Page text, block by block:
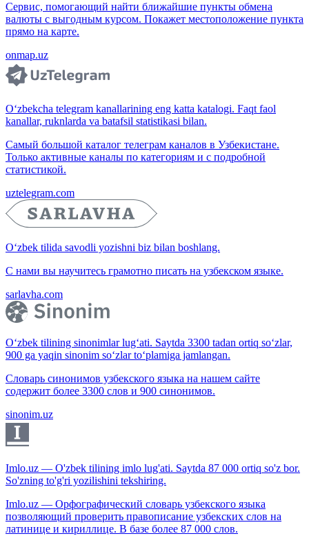
Сервис, помогающий найти ближайшие пункты обмена
валюты с выгодным курсом. Покажет местоположение пункта
прямо на карте.
onmap.uz
O‘zbekcha telegram kanallarining eng katta katalogi. Faqt faol
kanallar, ruknlarda va batafsil statistikasi bilan.
Самый большой каталог телеграм каналов в Узбекистане.
Только активные каналы по категориям и с подробной
статистикой.
uztelegram.com
O‘zbek tilida savodli yozishni biz bilan boshlang.
С нами вы научитесь грамотно писать на узбекском языке.
sarlavha.com
O‘zbek tilining sinonimlar lug‘ati. Saytda 3300 tadan ortiq so‘zlar,
900 ga yaqin sinonim so‘zlar to‘plamiga jamlangan.
Словарь синонимов узбекского языка на нашем сайте
содержит более 3300 слов и 900 синонимов.
sinonim.uz
Imlo.uz — O'zbek tilining imlo lug'ati. Saytda 87 000 ortiq so'z bor.
So'zning to'g'ri yozilishini tekshiring.
Imlo.uz — Орфографический словарь узбекского языка
позволяющий проверить правописание узбекских слов на
латинице и кириллице. В базе более 87 000 слов.